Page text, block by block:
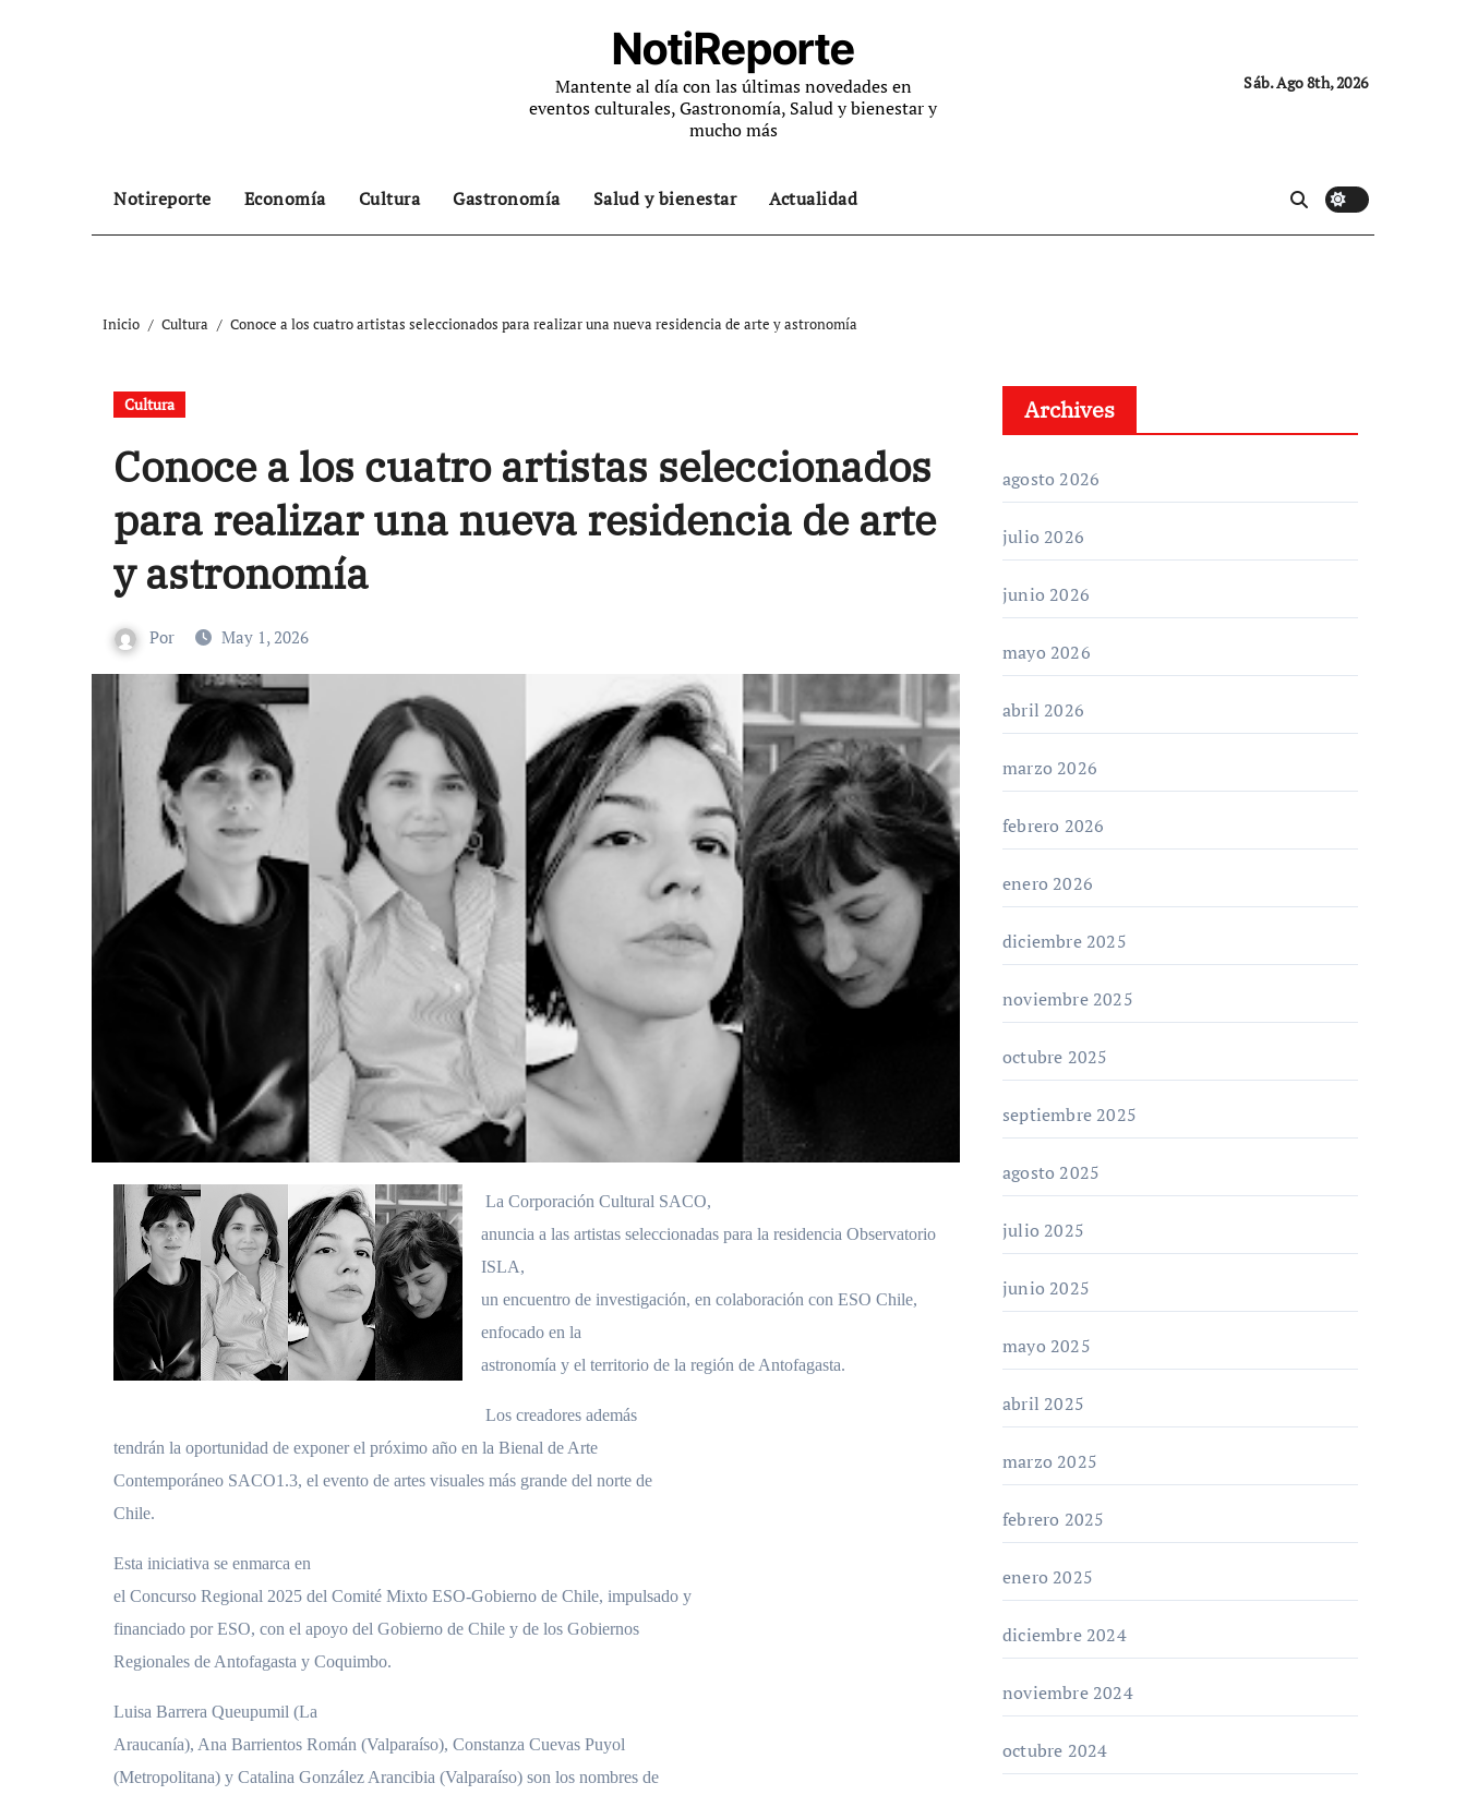
NotiReporte
Mantente al día con las últimas novedades en
eventos culturales, Gastronomía, Salud y bienestar y
mucho más
Sáb. Ago 8th, 2026
Notireporte Economía Cultura Gastronomía Salud y bienestar Actualidad
Inicio Cultura Conoce a los cuatro artistas seleccionados para realizar una nueva residencia de arte y astronomía
Cultura
Conoce a los cuatro artistas seleccionados
para realizar una nueva residencia de arte
y astronomía
Por May 1, 2026
La Corporación Cultural SACO,
anuncia a las artistas seleccionadas para la residencia Observatorio
ISLA,
un encuentro de investigación, en colaboración con ESO Chile,
enfocado en la
astronomía y el territorio de la región de Antofagasta.
Los creadores además
tendrán la oportunidad de exponer el próximo año en la Bienal de Arte
Contemporáneo SACO1.3, el evento de artes visuales más grande del norte de
Chile.
Esta iniciativa se enmarca en
el Concurso Regional 2025 del Comité Mixto ESO-Gobierno de Chile, impulsado y
financiado por ESO, con el apoyo del Gobierno de Chile y de los Gobiernos
Regionales de Antofagasta y Coquimbo.
Luisa Barrera Queupumil (La
Araucanía), Ana Barrientos Román (Valparaíso), Constanza Cuevas Puyol
(Metropolitana) y Catalina González Arancibia (Valparaíso) son los nombres de
Archives
agosto 2026
julio 2026
junio 2026
mayo 2026
abril 2026
marzo 2026
febrero 2026
enero 2026
diciembre 2025
noviembre 2025
octubre 2025
septiembre 2025
agosto 2025
julio 2025
junio 2025
mayo 2025
abril 2025
marzo 2025
febrero 2025
enero 2025
diciembre 2024
noviembre 2024
octubre 2024